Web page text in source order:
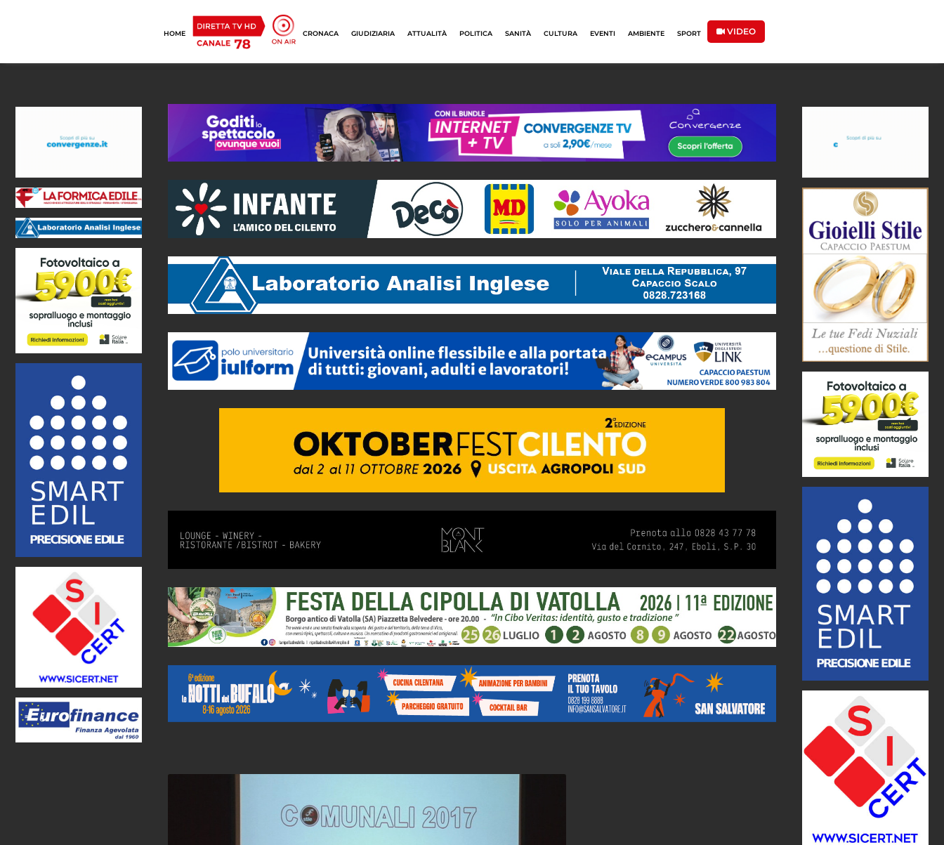
HOME CRONACA GIUDIZIARIA ATTUALITÀ POLITICA SANITÀ CULTURA EVENTI AMBIENTE SPORT VIDEO